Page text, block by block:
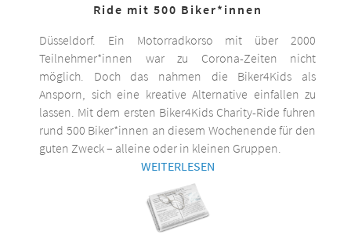
Ride mit 500 Biker*innen
Düsseldorf. Ein Motorradkorso mit über 2000
Teilnehmer*innen war zu Corona-Zeiten nicht
möglich. Doch das nahmen die Biker4Kids als
Ansporn, sich eine kreative Alternative einfallen zu
lassen. Mit dem ersten Biker4Kids Charity-Ride fuhren
rund 500 Biker*innen an diesem Wochenende für den
guten Zweck – alleine oder in kleinen Gruppen.
WEITERLESEN